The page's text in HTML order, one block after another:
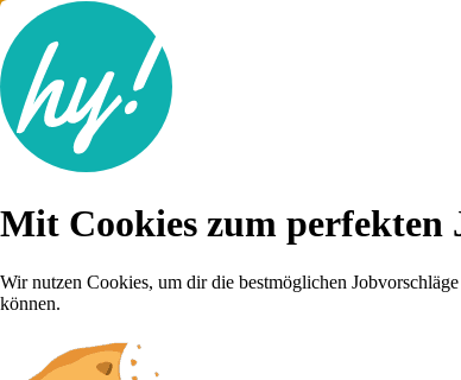
Lebenslauf
Mit Cookies zum perfekten
Wir nutzen Cookies, um dir die bestmöglichen
können.